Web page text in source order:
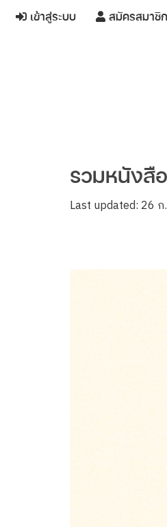
เข้าสู่ระบบ สมัครสมาชิก
รวมหนังสื
Last updated: 26